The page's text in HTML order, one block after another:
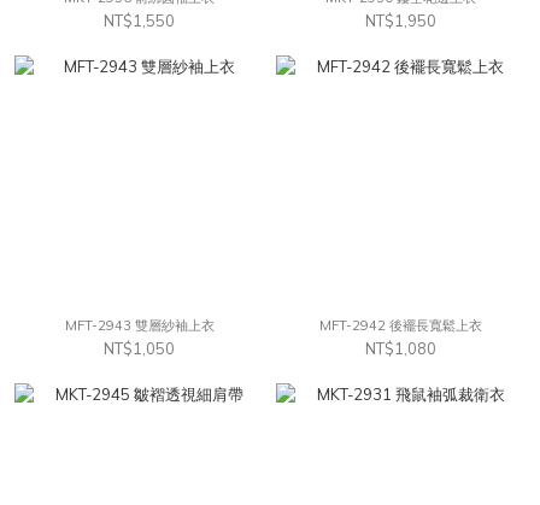
NT$1,550 NT$1,950
MFT-2943 雙層紗袖上衣
NT$1,050
MFT-2942 後襬長寬鬆上衣
NT$1,080